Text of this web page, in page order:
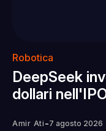
Robotica
DeepSeek
dollari
Amir Ati -7 agosto 2026